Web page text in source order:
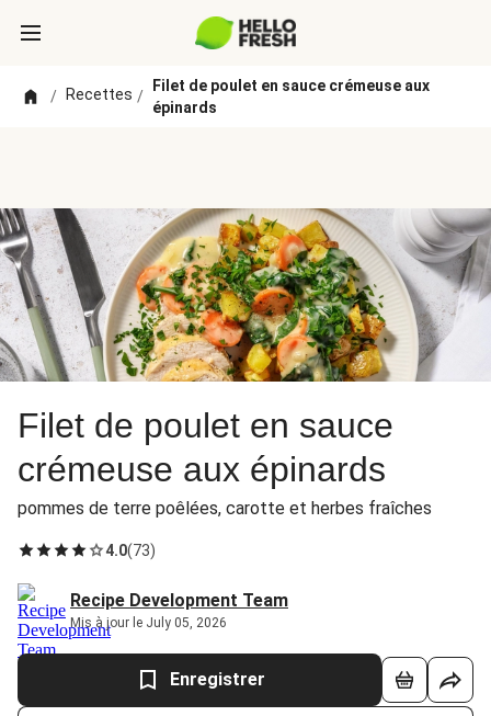
/ Recettes /
Filet de poulet en sauce crémeuse aux
épinards
Filet de poulet en sauce
crémeuse aux épinards
pommes de terre poêlées, carotte et herbes fraîches
4.0(73)
Recipe Development Team
Mis à jour le July 05, 2026
Enregistrer